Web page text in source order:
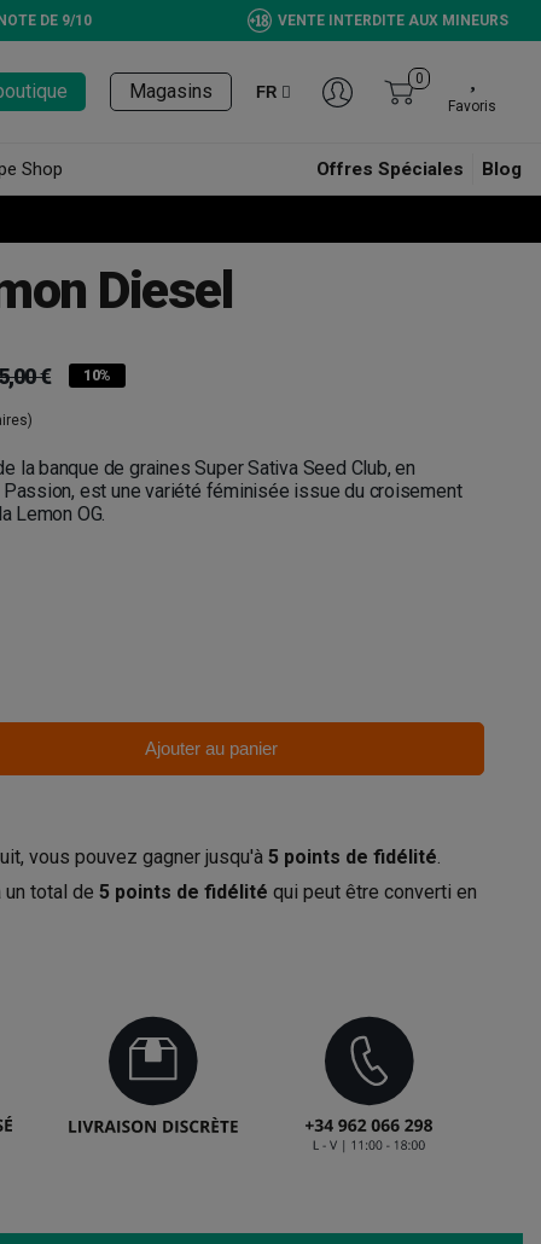
DE 9/10 VENTE INTERDITE AUX MINEURS
Magasins FR
0
Favoris
Shop Offres Spéciales Blog
Diesel
€ 10%
la banque de graines Super Sativa Seed Club, en
est une variété féminisée issue du croisement
Lemon OG.
Ajouter au panier
vous pouvez gagner jusqu'à 5 points de fidélité.
un total de 5 points de fidélité qui peut être converti en